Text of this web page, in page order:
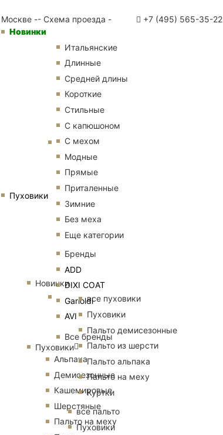
Москве -- Схема проезда - +7 (495) 565-35-22
Новинки
Пуховики
Итальянские
Длинные
Средней длины
Короткие
Стильные
С капюшоном
С мехом
Модные
Прямые
Приталенные
Зимние
Без меха
Еще категории
Бренды
ADD
DIXI COAT
Garioldi
AVI
Все бренды
Альпака
Демисезонные
Кашемировые
Шерстяные
Пальто на меху
Новинки
Пуховики
все пуховики
Пуховики
Пальто демисезонные
Пальто из шерсти
Пальто альпака
Пальто на меху
Куртки
все пальто
Пуховики